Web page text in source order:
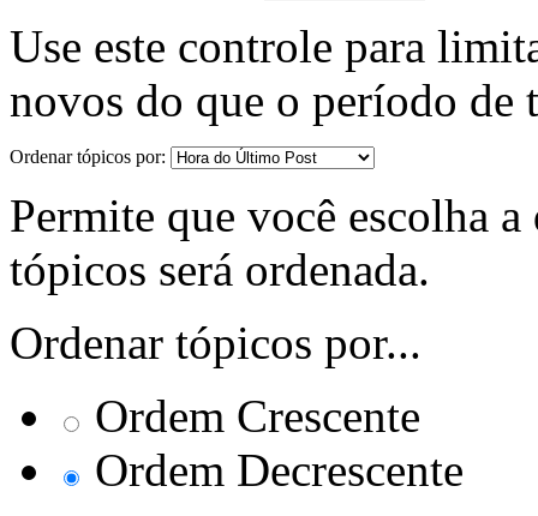
Use este controle para
novos do que o período de
Ordenar tópicos por:
Permite que você escolha
tópicos será ordenada.
Ordenar tópicos por...
Ordem Crescente
Ordem Decrescente